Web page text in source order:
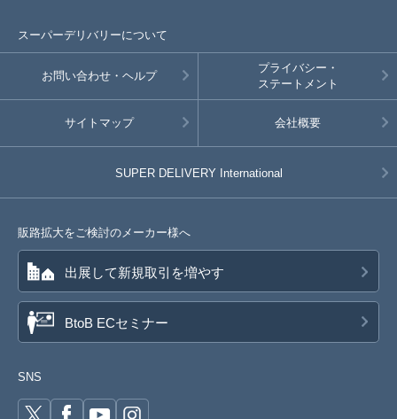
スーパーデリバリーについて
お問い合わせ・ヘルプ
プライバシー・
ステートメント
サイトマップ 会社概要
SUPER DELIVERY International
販路拡大をご検討のメーカー様へ
出展して新規取引を増やす
BtoB ECセミナー
SNS